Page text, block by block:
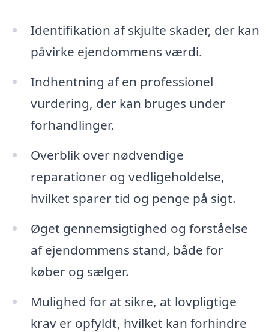
Identifikation af skjulte skader, der kan
påvirke ejendommens værdi.
Indhentning af en professionel
vurdering, der kan bruges under
forhandlinger.
Overblik over nødvendige
reparationer og vedligeholdelse,
hvilket sparer tid og penge på sigt.
Øget gennemsigtighed og forståelse
af ejendommens stand, både for
køber og sælger.
Mulighed for at sikre, at lovpligtige
krav er opfyldt, hvilket kan forhindre